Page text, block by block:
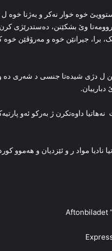
خوه‌ خوار نه‌کر و به‌ژنا خوه‌ ل
وێ بشکێنن، ده‌ستدرێژی
جیرانێن خوه‌ و مه‌رۆڤێن خوه‌
ئێن ل دژی شیده‌تا جنسی د شه‌ری ده‌
دبارییان.
داوه‌تکرن ژ به‌رکو ئه‌و
نادیا مواد ر و ئێزدیان و هه‌موو